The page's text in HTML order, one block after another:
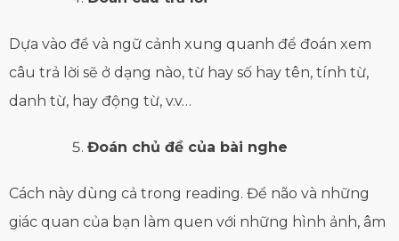
Dựa vào đề và ngữ cảnh xung quanh để đoán xem
câu trả lời sẽ ở dạng nào, từ hay số hay tên, tính từ,
danh từ, hay động từ, v.v…
Đoán chủ đề của bài nghe
Cách này dùng cả trong reading. Để não và những
giác quan của bạn làm quen với những hình ảnh, âm